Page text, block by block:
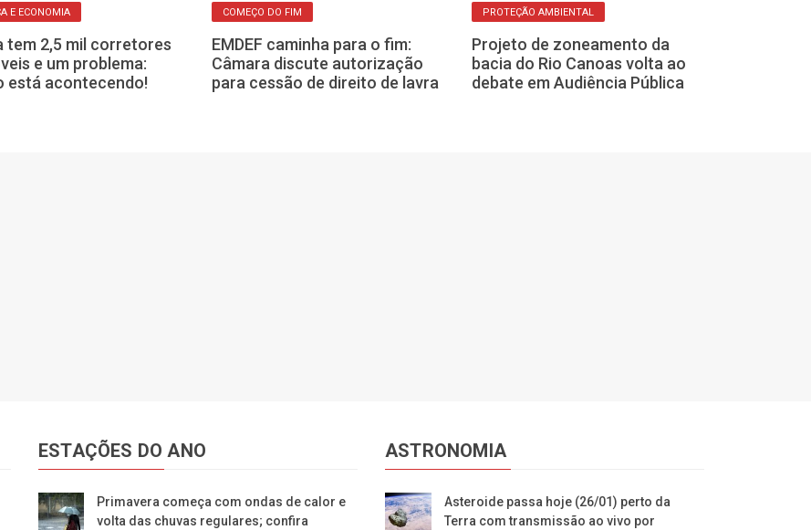
E ECONOMIA
tem 2,5 mil corretores
e um problema:
está acontecendo!
COMEÇO DO FIM
EMDEF caminha para o fim:
Câmara discute autorização
para cessão de direito de lavra
PROTEÇÃO AMBIENTAL
Projeto de zoneamento da
bacia do Rio Canoas volta ao
debate em Audiência Pública
ESTAÇÕES DO ANO
Primavera começa com ondas de calor e
volta das chuvas regulares; confira
ASTRONOMIA
Asteroide passa hoje (26/01) perto da
Terra com transmissão ao vivo por